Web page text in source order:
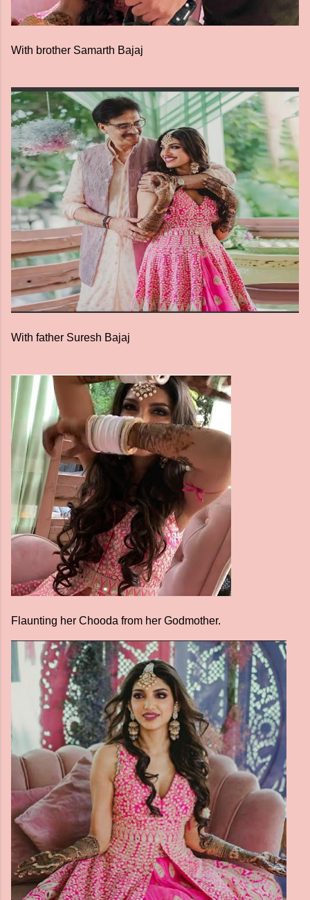
With brother Samarth Bajaj
With father Suresh Bajaj
Flaunting her Chooda from her Godmother.